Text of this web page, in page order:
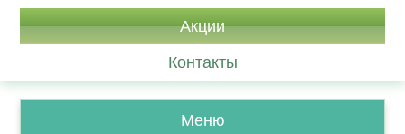
Акции
Контакты
Меню